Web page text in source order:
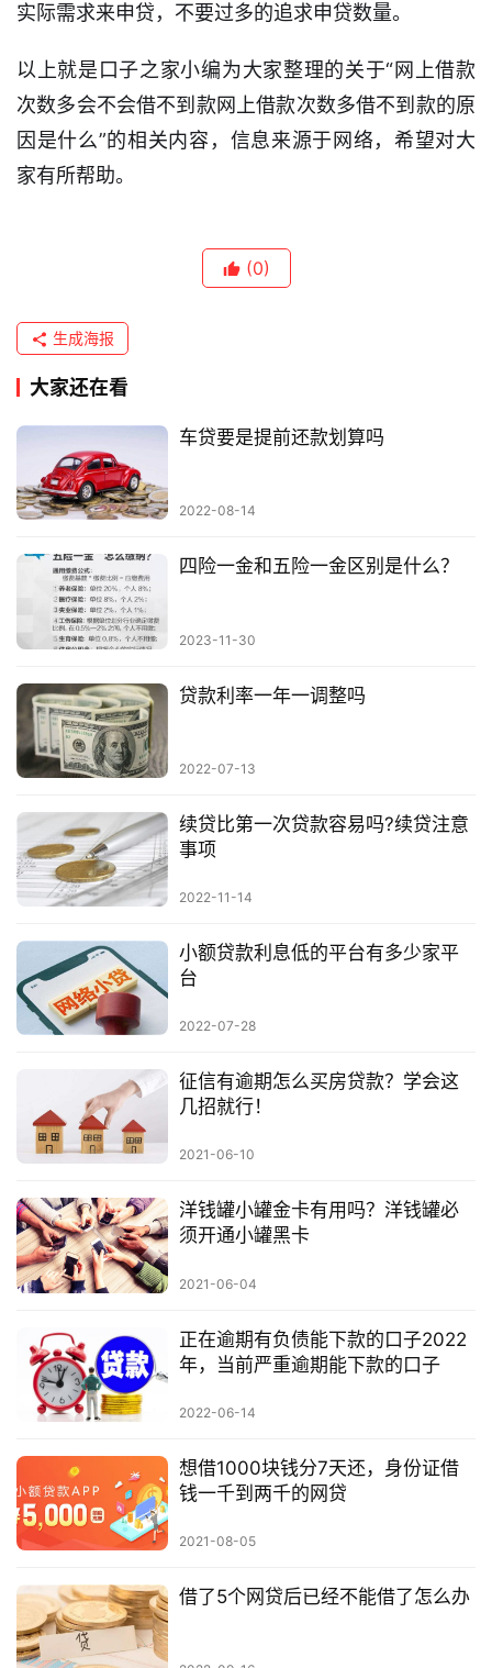
实际需求来申贷，不要过多的追求申贷数量。
以上就是口子之家小编为大家整理的关于“网上借款
次数多会不会借不到款网上借款次数多借不到款的原
因是什么”的相关内容，信息来源于网络，希望对大
家有所帮助。
(0)
生成海报
大家还在看
车贷要是提前还款划算吗
2022-08-14
四险一金和五险一金区别是什么？
2023-11-30
贷款利率一年一调整吗
2022-07-13
续贷比第一次贷款容易吗?续贷注意
事项
2022-11-14
小额贷款利息低的平台有多少家平
台
2022-07-28
征信有逾期怎么买房贷款？学会这
几招就行！
2021-06-10
洋钱罐小罐金卡有用吗？洋钱罐必
须开通小罐黑卡
2021-06-04
正在逾期有负债能下款的口子2022
年，当前严重逾期能下款的口子
2022-06-14
想借1000块钱分7天还，身份证借
钱一千到两千的网贷
2021-08-05
借了5个网贷后已经不能借了怎么办